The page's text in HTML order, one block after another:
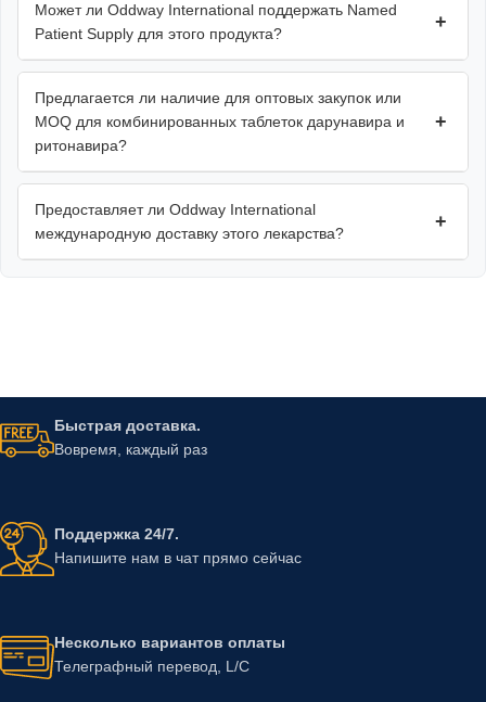
Может ли Oddway International поддержать Named
Patient Supply для этого продукта?
+
Предлагается ли наличие для оптовых закупок или
MOQ для комбинированных таблеток дарунавира и
ритонавира?
+
Предоставляет ли Oddway International
международную доставку этого лекарства?
+
Быстрая доставка.
Вовремя, каждый раз
Поддержка 24/7.
Напишите нам в чат прямо сейчас
Несколько вариантов оплаты
Телеграфный перевод, L/C